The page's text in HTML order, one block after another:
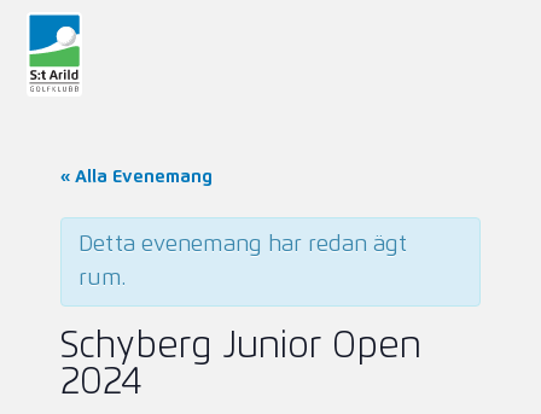
« Alla Evenemang
Detta evenemang har redan ägt
rum.
Schyberg Junior Open
2024